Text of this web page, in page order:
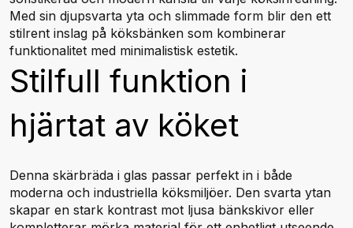
Med sin djupsvarta yta och slimmade form blir den ett
stilrent inslag på köksbänken som kombinerar
funktionalitet med minimalistisk estetik.
Stilfull funktion i
hjärtat av köket
Denna skärbräda i glas passar perfekt in i både
moderna och industriella köksmiljöer. Den svarta ytan
skapar en stark kontrast mot ljusa bänkskivor eller